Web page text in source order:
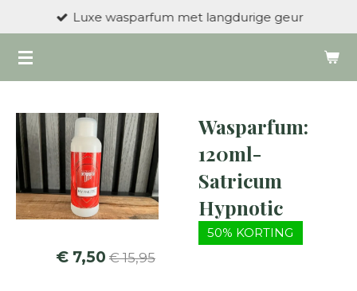
naar
de
Luxe wasparfum met langdurige geur
Wasparfum:
120ml-
Satricum
Hypnotic
50% KORTING
€ 7,50 € 15,95